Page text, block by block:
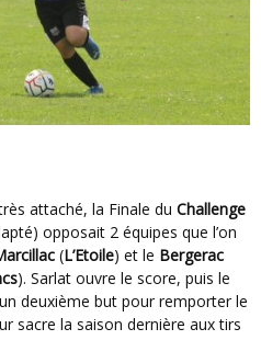
attaché, la Finale du Challenge
opposait 2 équipes que l’on
(L’Etoile) et le Bergerac
). Sarlat ouvre le score, puis le
deuxième but pour remporter le
sacre la saison dernière aux tirs